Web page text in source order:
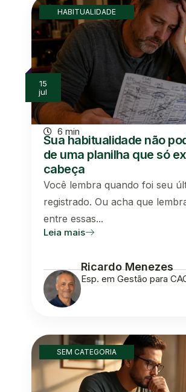
HABITUALIDADE
15
jul
6 min
Sua habitualidade não
de uma planilha que só
cabeça
Você lembra quando foi seu
registrado. Ou acha que
entre essas...
Leia mais
Ricardo Menezes
Esp. em Gestão para
SEM CATEGORIA